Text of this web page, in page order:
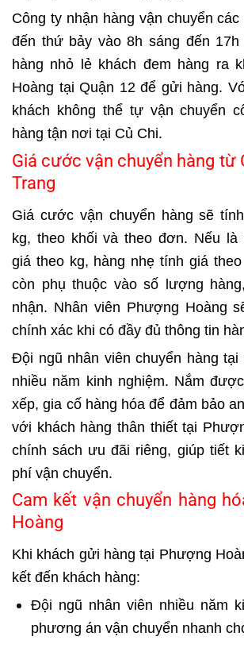
Công ty nhận hàng vận chuyển
đến thứ bảy vào 8h sáng đến
hàng nhỏ lẻ khách đem hàng ra
Hoàng tại Quận 12 để gửi hàng.
khách không thể tự vận chuyển
hàng tận nơi tại Củ Chi.
Giá cước vận chuyển hàng từ
Trang
Giá cước vận chuyển hàng sẽ
kg, theo khối và theo đơn. Nếu là
giá theo kg, hàng nhẹ tính giá
còn phụ thuộc vào số lượng
nhận. Nhân viên Phượng Hoàng
chính xác khi có đầy đủ thông tin
Đội ngũ nhân viên chuyển hàng tại
nhiều năm kinh nghiệm. Nắm
xếp, gia cố hàng hóa để đảm bảo
với khách hàng thân thiết tại
chính sách ưu đãi riêng, giúp tiết
phí vận chuyển.
Cam kết vận chuyển hàng
Hoàng
Khi khách gửi hàng tại Phượng
kết đến khách hàng:
Đội ngũ nhân viên nhiều năm
phương án vận chuyển nhanh